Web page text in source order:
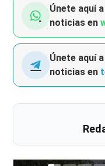
Únete aquí
noticias en
Únete aquí
noticias en